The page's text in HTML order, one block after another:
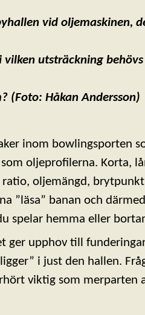
vid oljemaskinen,
vilken utsträckning
(Foto: Håkan Andersson)
inom bowlingsporten
oljeprofilerna. Korta,
oljemängd,
”läsa” banan och
spelar hemma eller
ger upphov till
i just den hallen.
viktig som merparten